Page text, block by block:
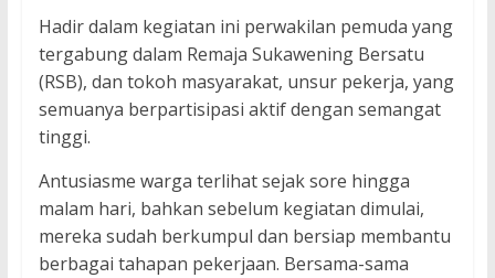
Hadir dalam kegiatan ini perwakilan pemuda yang
tergabung dalam Remaja Sukawening Bersatu
(RSB), dan tokoh masyarakat, unsur pekerja, yang
semuanya berpartisipasi aktif dengan semangat
tinggi.
Antusiasme warga terlihat sejak sore hingga
malam hari, bahkan sebelum kegiatan dimulai,
mereka sudah berkumpul dan bersiap membantu
berbagai tahapan pekerjaan. Bersama-sama